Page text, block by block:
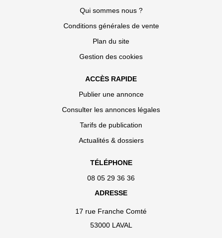
Qui sommes nous ?
Conditions générales de vente
Plan du site
Gestion des cookies
ACCÈS RAPIDE
Publier une annonce
Consulter les annonces légales
Tarifs de publication
Actualités & dossiers
TÉLÉPHONE
08 05 29 36 36
ADRESSE
17 rue Franche Comté
53000 LAVAL